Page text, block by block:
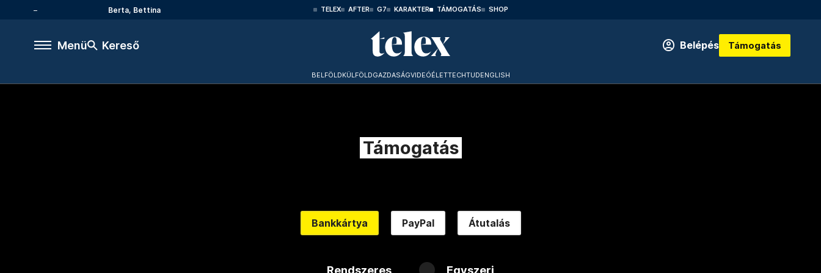
Berta, Bettina TELEX AFTER G7 KARAKTER TÁMOGATÁS SHOP
Menü Kereső Belépés Támogatás
BELFÖLDKÜLFÖLDGAZDASÁGVIDEÓÉLETTECHTUDENGLISH
Támogatás
Bankkártya PayPal Átutalás
Rendszeres Egyszeri